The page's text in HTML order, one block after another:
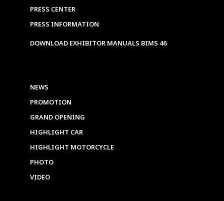
PRESS CENTER
PRESS INFORMATION
DOWNLOAD EXHIBITOR MANUALS BIMS 46
NEWS
PROMOTION
GRAND OPENING
HIGHLIGHT CAR
HIGHLIGHT MOTORCYCLE
PHOTO
VIDEO